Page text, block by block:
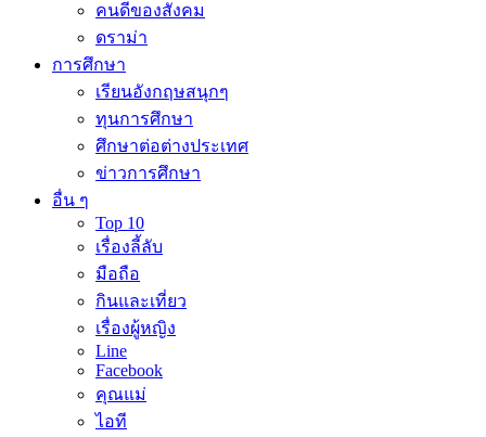
คนดีของสังคม
ดราม่า
การศึกษา
เรียนอังกฤษสนุกๆ
ทุนการศึกษา
ศึกษาต่อต่างประเทศ
ข่าวการศึกษา
อื่น ๆ
Top 10
เรื่องลี้ลับ
มือถือ
กินและเที่ยว
เรื่องผู้หญิง
Line
Facebook
คุณแม่
ไอที